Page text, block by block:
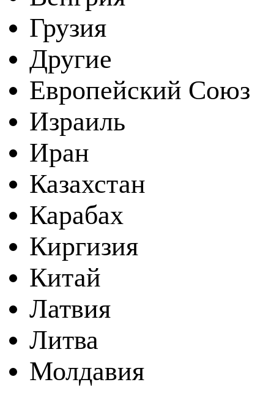
Грузия
Другие
Европейский Союз
Израиль
Иран
Казахстан
Карабах
Киргизия
Китай
Латвия
Литва
Молдавия